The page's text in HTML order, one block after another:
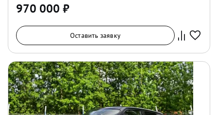
970 000 ₽
Оставить заявку